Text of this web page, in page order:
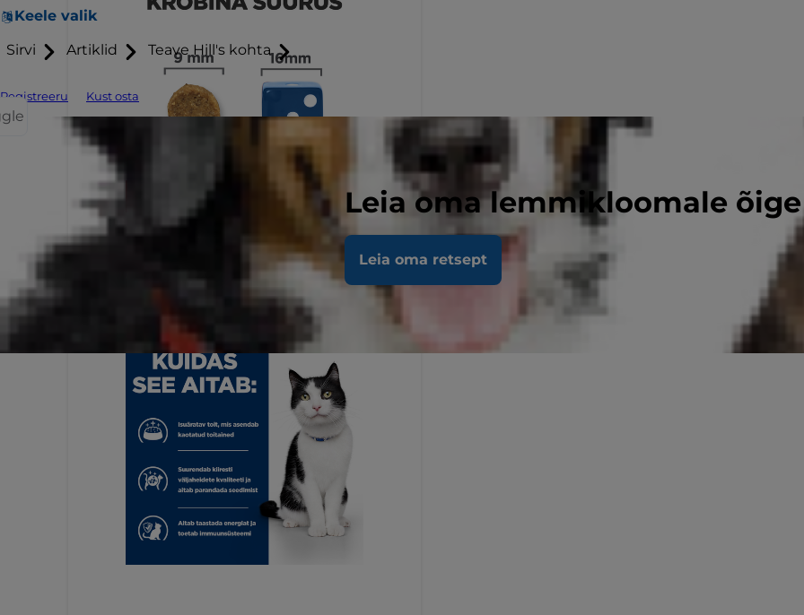
Keele valik
Sirvi Artiklid Teave Hill's kohta
Registreeru Kust osta
Leia oma lemmikloomale
Leia oma retsept